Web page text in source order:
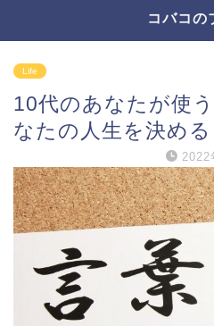
コバコの
Life
10代のあなたが使
なたの人生を決める
2022